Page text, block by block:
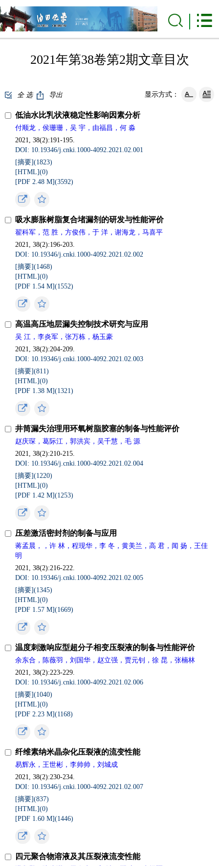
2021年第38卷第2期文章目次
全 选 导出 显示方式：
低油水比乳状液稳定性影响因素分析
付顺龙，侯珊珊，吴 宇，由福昌，何 淼
2021, 38(2):191-195.
DOI: 10.19346/j.cnki.1000-4092.2021.02.001
[摘要](1823)
[HTML](0)
[PDF 2.48 M](3592)
吸水膨胀树脂复合堵漏剂的研发与性能评价
翟科军，范 胜，方俊伟，于 洋，谢海龙，马喜平
2021, 38(2):196-203.
DOI: 10.19346/j.cnki.1000-4092.2021.02.002
[摘要](1468)
[HTML](0)
[PDF 1.54 M](1552)
高温高压地层漏失控制技术研究与应用
吴 江，李炎军，张万栋，杨玉豪
2021, 38(2):204-209.
DOI: 10.19346/j.cnki.1000-4092.2021.02.003
[摘要](811)
[HTML](0)
[PDF 1.38 M](1321)
井筒漏失治理用环氧树脂胶塞的制备与性能评价
赵庆琛，葛际江，郭洪宾，吴千慧，毛 源
2021, 38(2):210-215.
DOI: 10.19346/j.cnki.1000-4092.2021.02.004
[摘要](1220)
[HTML](0)
[PDF 1.42 M](1253)
压差激活密封剂的制备与应用
蒋孟晨，，许 林，程现华，李 冬，黄美兰，高 君，闻 扬，王佳
明
2021, 38(2):216-222.
DOI: 10.19346/j.cnki.1000-4092.2021.02.005
[摘要](1345)
[HTML](0)
[PDF 1.57 M](1669)
温度刺激响应型超分子相变压裂液的制备与性能评价
余东合，陈薇羽，刘国华，赵立强，贾元钊，徐 昆，张楠林
2021, 38(2):223-229.
DOI: 10.19346/j.cnki.1000-4092.2021.02.006
[摘要](1040)
[HTML](0)
[PDF 2.23 M](1168)
纤维素纳米晶杂化压裂液的流变性能
易辉永，王世彬，李帅帅，刘城成
2021, 38(2):230-234.
DOI: 10.19346/j.cnki.1000-4092.2021.02.007
[摘要](837)
[HTML](0)
[PDF 1.60 M](1446)
四元聚合物溶液及其压裂液流变性能